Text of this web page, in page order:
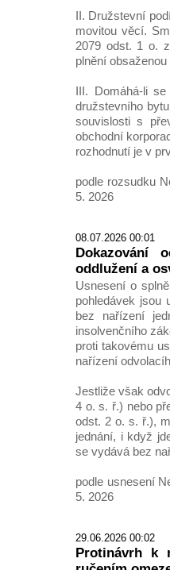
II. Družstevní
movitou věcí.
2079 odst. 1 o.
plnění
III. Domáhá-li
družstevního
souvislosti s
obchodní
rozhodnutí je v
podle rozsudku
5. 2026
08.07.2026 00:01
Dokazování
oddlužení a
Usnesení o
pohledávek jsou
bez nařízení
insolvenčního
proti takovému
nařízení
Jestliže však
4 o. s. ř.) nebo
odst. 2 o. s. ř.),
jednání, i když
se vydává bez
podle usnesení
5. 2026
29.06.2026 00:02
Protinávrh k